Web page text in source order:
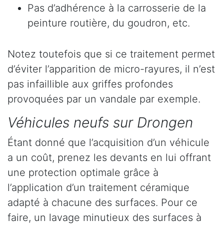
Pas d’adhérence à la carrosserie de la
peinture routière, du goudron, etc.
Notez toutefois que si ce traitement permet
d’éviter l’apparition de micro-rayures, il n’est
pas infaillible aux griffes profondes
provoquées par un vandale par exemple.
Véhicules neufs sur Drongen
Étant donné que l’acquisition d’un véhicule
a un coût, prenez les devants en lui offrant
une protection optimale grâce à
l’application d’un traitement céramique
adapté à chacune des surfaces. Pour ce
faire, un lavage minutieux des surfaces à